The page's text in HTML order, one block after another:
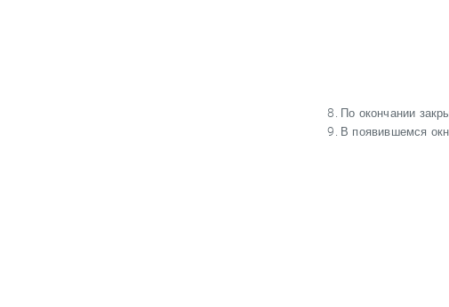
По окончании
В появившемся